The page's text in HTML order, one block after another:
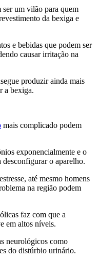
ser um vilão para quem
da bexiga e
e bebidas que podem ser
causar irritação na
produzir ainda mais
a bexiga.
mais complicado podem
exponencialmente e o
desconfigurar o aparelho.
estresse, até mesmo homens
na região podem
faz com que a
em altos níveis.
neurológicos como
do distúrbio urinário.